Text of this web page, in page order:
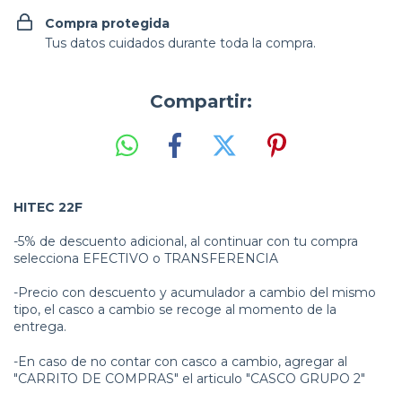
Compra protegida
Tus datos cuidados durante toda la compra.
Compartir:
HITEC 22F
-5% de descuento adicional, al continuar con tu compra
selecciona EFECTIVO o TRANSFERENCIA
-Precio con descuento y acumulador a cambio del mismo
tipo, el casco a cambio se recoge al momento de la
entrega.
-En caso de no contar con casco a cambio, agregar al
"CARRITO DE COMPRAS" el articulo "CASCO GRUPO 2"